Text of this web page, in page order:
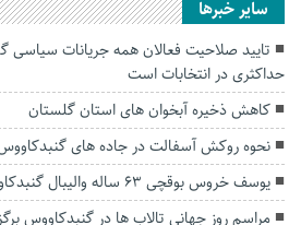
سایر خبرها
تایید صلاحیت فعالان همه جریانات سیاسی
حداکثری در انتخابات است
کاهش ذخیره آبخوان های استان گلستان
نحوه روکش آسفالت در جاده های
یوسف خروس بوقچی ۶۳ ساله والیبال گنبدکاووس
مراسم روز جهانی تالاب ها در گنبدکاووس